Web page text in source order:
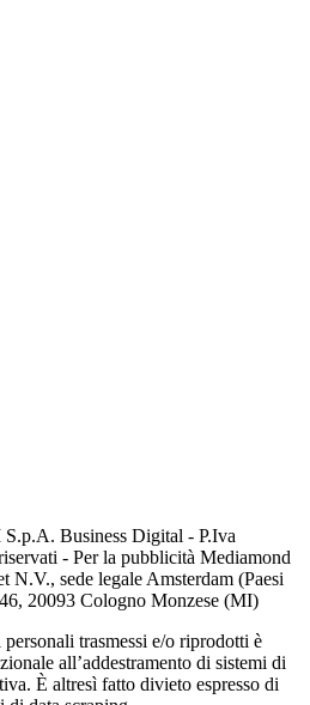
S.p.A. Business Digital - P.Iva
- Per la pubblicità Mediamond
sede legale Amsterdam (Paesi
20093 Cologno Monzese (MI)
trasmessi e/o riprodotti è
all’addestramento di sistemi di
È altresì fatto divieto espresso di